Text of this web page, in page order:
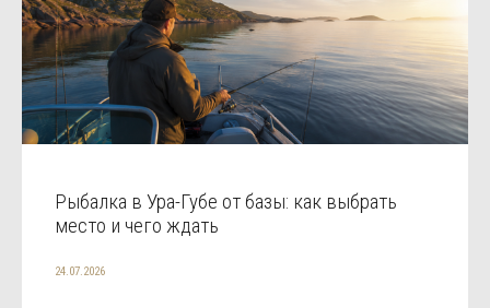
Рыбалка в Ура-Губе от базы: как выбрать
место и чего ждать
24.07.2026